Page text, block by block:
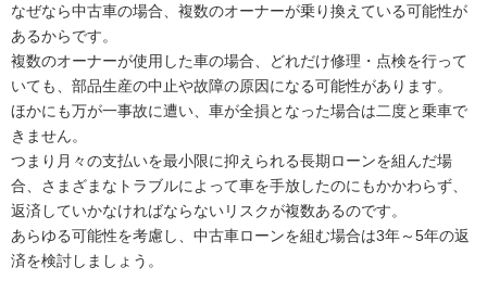
なぜなら中古車の場合、複数のオーナーが乗り換えている可能性が
あるからです。
複数のオーナーが使用した車の場合、どれだけ修理・点検を行って
いても、部品生産の中止や故障の原因になる可能性があります。
ほかにも万が一事故に遭い、車が全損となった場合は二度と乗車で
きません。
つまり月々の支払いを最小限に抑えられる長期ローンを組んだ場
合、さまざまなトラブルによって車を手放したのにもかかわらず、
返済していかなければならないリスクが複数あるのです。
あらゆる可能性を考慮し、中古車ローンを組む場合は3年～5年の返
済を検討しましょう。